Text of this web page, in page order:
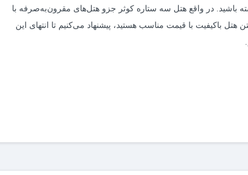
باشید. در واقع هتل سه ستاره کوثر جزو هتل‌های مقرون‌به‌صرفه با
در پی یافتن هتل باکیفیت با قیمت مناسب هستید، پیشنهاد می‎‌کنیم تا انتهای این
زیتون، بازار پردیس و... دسترسی داشته باشید. همچنین مکان‌های